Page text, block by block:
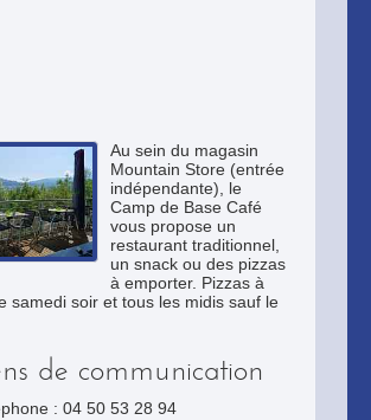
Au sein du magasin
Mountain Store (entrée
indépendante), le
Camp de Base Café
vous propose un
restaurant traditionnel,
un snack ou des pizzas
à emporter. Pizzas à
samedi soir et tous les midis sauf le
de communication
: 04 50 53 28 94